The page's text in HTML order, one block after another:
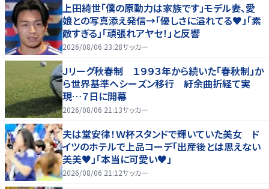
上田綺世「僕の原動力は家族です」モデル妻、愛
娘との写真添え発信→「優しさに溢れてる♥」「素
敵すぎる」「頑張れアヤセ！」と反響
2026/08/06 23:28サッカー
Ｊリーグ秋春制 １９９３年から続いた「春秋制」か
ら世界基準へシーズン移行 紆余曲折経て実
現…７日に開幕
2026/08/06 21:13サッカー
夫は堂安律！Ｗ杯スタンドで輝いていた美女 ド
イツのホテルで上品コーデ「出産後とは思えない
美美♥」「本当に可愛い♥」
2026/08/06 21:12サッカー